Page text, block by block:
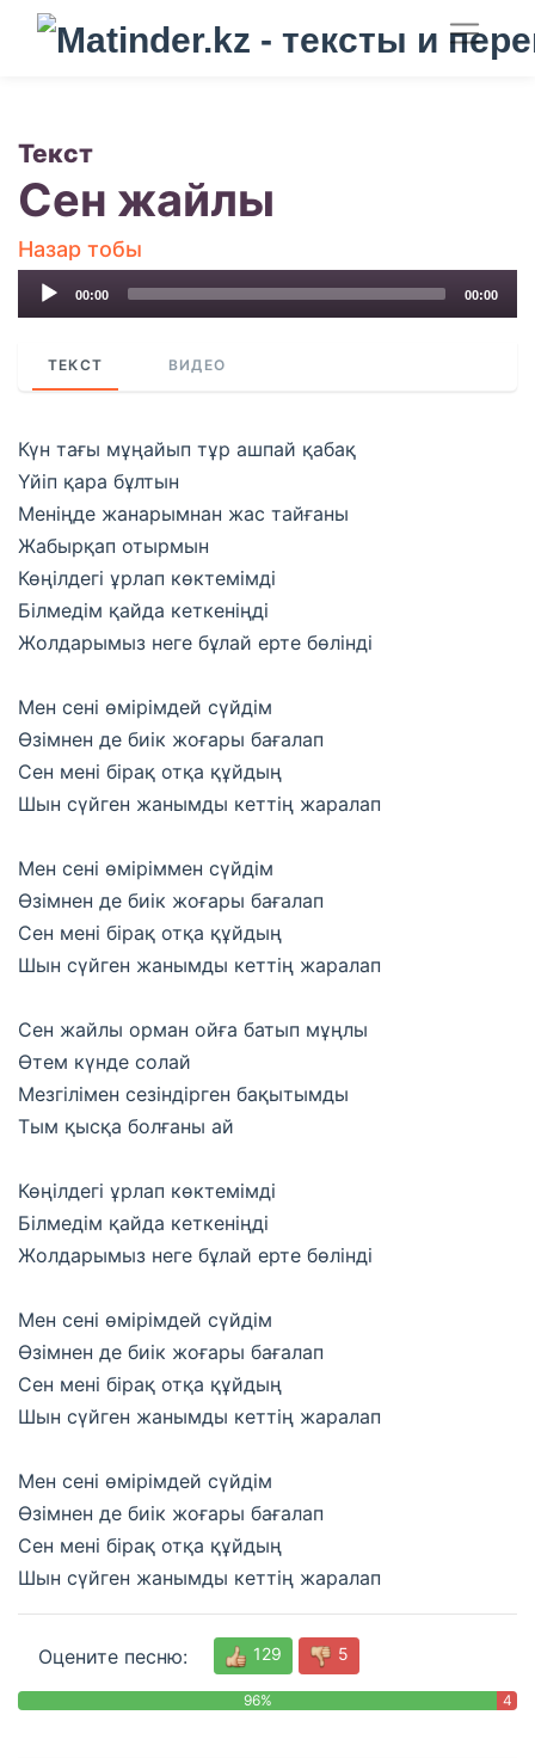
Текст
Сен жайлы
Назар тобы
Audio
00:00 00:00
ТЕКСТ ВИДЕО
Күн тағы мұңайып тұр ашпай қабақ
Үйіп қара бұлтын
Меніңде жанарымнан жас тайғаны
Жабырқап отырмын
Көңілдегі ұрлап көктемімді
Білмедім қайда кеткеніңді
Жолдарымыз неге бұлай ерте бөлінді
Мен сені өмірімдей сүйдім
Өзімнен де биік жоғары бағалап
Сен мені бірақ отқа құйдың
Шын сүйген жанымды кеттің жаралап
Мен сені өміріммен сүйдім
Өзімнен де биік жоғары бағалап
Сен мені бірақ отқа құйдың
Шын сүйген жанымды кеттің жаралап
Сен жайлы орман ойға батып мұңлы
Өтем күнде солай
Мезгілімен сезіндірген бақытымды
Тым қысқа болғаны ай
Көңілдегі ұрлап көктемімді
Білмедім қайда кеткеніңді
Жолдарымыз неге бұлай ерте бөлінді
Мен сені өмірімдей сүйдім
Өзімнен де биік жоғары бағалап
Сен мені бірақ отқа құйдың
Шын сүйген жанымды кеттің жаралап
Мен сені өмірімдей сүйдім
Өзімнен де биік жоғары бағалап
Сен мені бірақ отқа құйдың
Шын сүйген жанымды кеттің жаралап
Оцените песню: 129 5
96%
4